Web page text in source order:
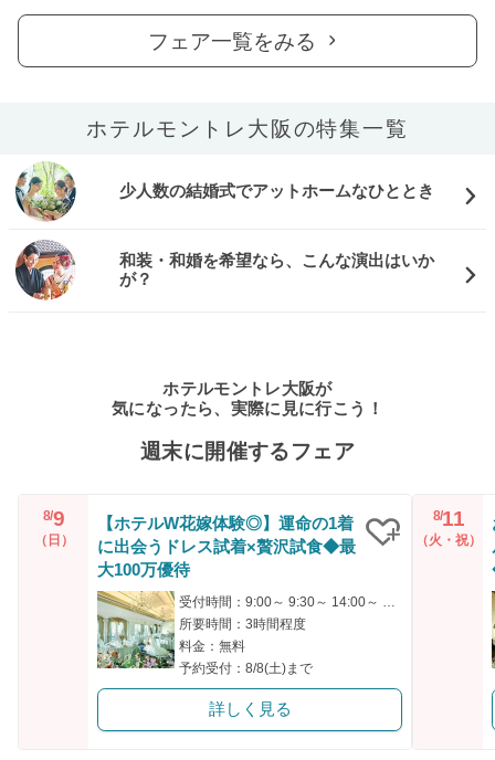
フェア一覧をみる
ホテルモントレ大阪の特集一覧
少人数の結婚式でアットホームなひととき
和装・和婚を希望なら、こんな演出はいか
が？
ホテルモントレ大阪が
気になったら、実際に見に行こう！
週末に開催するフェア
8/9
（日）
【ホテルW花嫁体験◎】運命の1着
に出会うドレス試着×贅沢試食◆最
大100万優待
所要時間：3時間程度
料金：無料
予約受付：8/8(土)まで
詳しく見る
8/11
（火・祝）